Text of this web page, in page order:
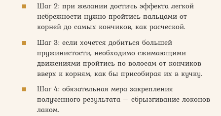
Шаг 2: при желании достичь эффекта легкой
небрежности нужно пройтись пальцами от
корней до самых кончиков, как расческой.
Шаг 3: если хочется добиться большей
пружинистости, необходимо сжимающими
движениями пройтись по волосам от кончиков
вверх к корням, как бы присобирая их в кучку.
Шаг 4: обязательная мера закрепления
полученного результата – сбрызгивание локонов
лаком.